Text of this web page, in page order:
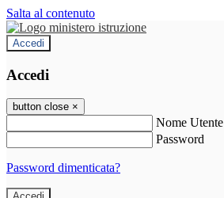
Salta al contenuto
Accedi
Accedi
button close ×
Nome Utente
Password
Password dimenticata?